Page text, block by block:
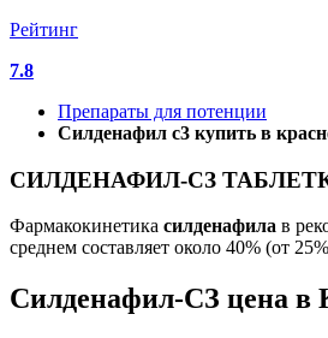
Рейтинг
7.8
Препараты для потенции
Силденафил с3 купить в
СИЛДЕНАФИЛ-СЗ ТАБЛЕТКИ
Фармакокинетика силденафила в
среднем составляет около 40% (от
Силденафил-СЗ цена в